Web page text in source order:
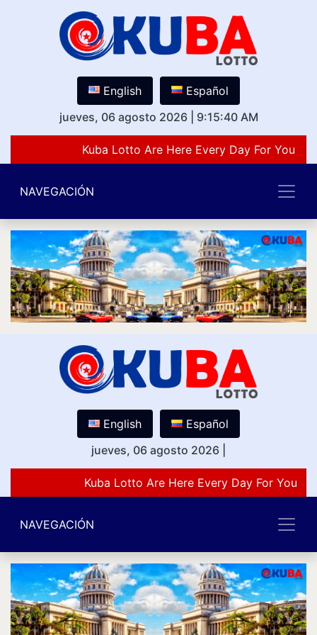
English
Español
jueves, 06 agosto 2026
9:15:40 AM
Kuba Lotto Are Here Every Day For You
NAVEGACIÓN
English
Español
jueves, 06 agosto 2026
Kuba Lotto Are Here Every Day For You
NAVEGACIÓN